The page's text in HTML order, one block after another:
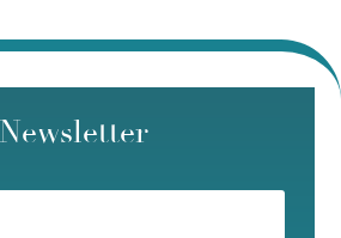
Newsletter